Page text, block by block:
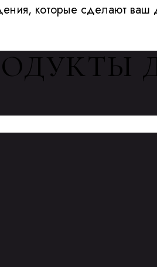
которые сделают ваш